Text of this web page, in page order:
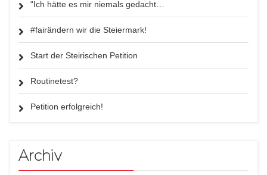
“Ich hätte es mir niemals gedacht…
#fairändern wir die Steiermark!
Start der Steirischen Petition
Routinetest?
Petition erfolgreich!
Archiv